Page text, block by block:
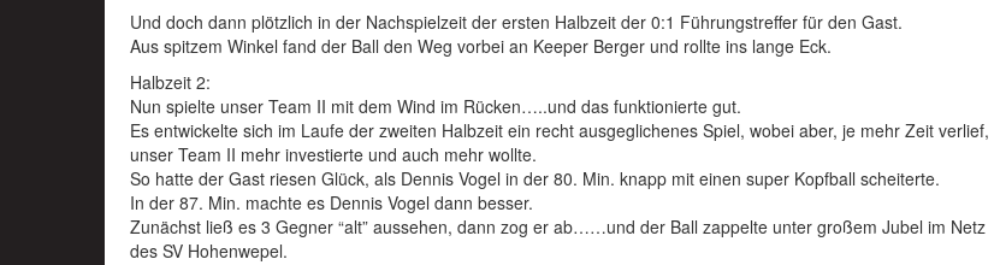
Und doch dann plötzlich in der Nachspielzeit der ersten Halbzeit der 0:1 Führungstreffer für den Gast.
Aus spitzem Winkel fand der Ball den Weg vorbei an Keeper Berger und rollte ins lange Eck.
Halbzeit 2:
Nun spielte unser Team II mit dem Wind im Rücken…..und das funktionierte gut.
Es entwickelte sich im Laufe der zweiten Halbzeit ein recht ausgeglichenes Spiel, wobei aber, je mehr Zeit verlief,
unser Team II mehr investierte und auch mehr wollte.
So hatte der Gast riesen Glück, als Dennis Vogel in der 80. Min. knapp mit einen super Kopfball scheiterte.
In der 87. Min. machte es Dennis Vogel dann besser.
Zunächst ließ es 3 Gegner “alt” aussehen, dann zog er ab……und der Ball zappelte unter großem Jubel im Netz
des SV Hohenwepel.